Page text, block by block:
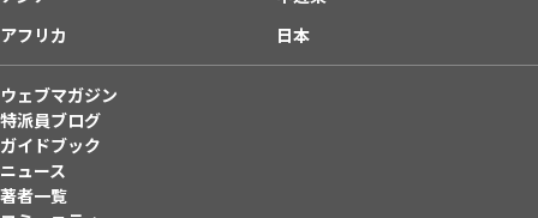
アフリカ
日本
ウェブマガジン
特派員ブログ
ガイドブック
ニュース
著者一覧